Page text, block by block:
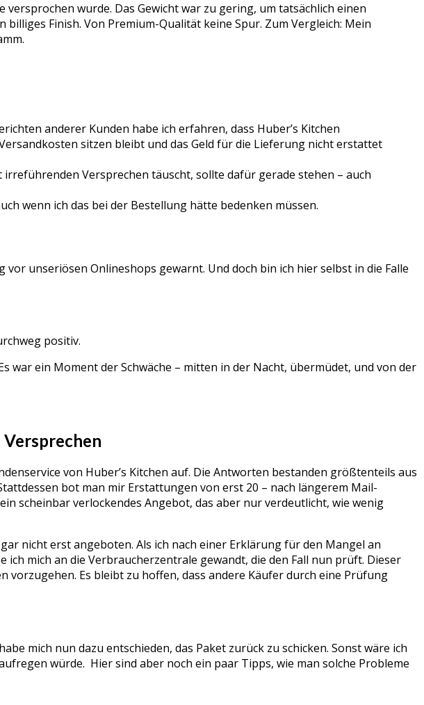
wurde. Das Gewicht war zu gering, um tatsächlich einen
Finish. Von Premium-Qualität keine Spur. Zum Vergleich: Mein
anderer Kunden habe ich erfahren, dass Huber’s Kitchen
sitzen bleibt und das Geld für die Lieferung nicht erstattet
Versprechen täuscht, sollte dafür gerade stehen – auch
wenn ich das bei der Bestellung hätte bedenken müssen.
unseriösen Onlineshops gewarnt. Und doch bin ich hier selbst in die Falle
positiv.
war ein Moment der Schwäche – mitten in der Nacht, übermüdet, und von der
Versprechen
von Huber’s Kitchen auf. Die Antworten bestanden größtenteils aus
bot man mir Erstattungen von erst 20 – nach längerem Mail-
scheinbar verlockendes Angebot, das aber nur verdeutlicht, wie wenig
nicht erst angeboten. Als ich nach einer Erklärung für den Mangel an
mich an die Verbraucherzentrale gewandt, die den Fall nun prüft. Dieser
Es bleibt zu hoffen, dass andere Käufer durch eine Prüfung
mich nun dazu entschieden, das Paket zurück zu schicken. Sonst wäre ich
würde. Hier sind aber noch ein paar Tipps, wie man solche Probleme